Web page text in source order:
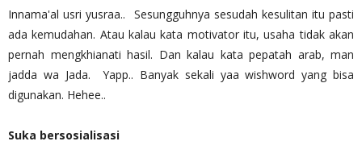
Innama'al usri yusraa.. Sesungguhnya sesudah kesulitan itu pasti
ada kemudahan. Atau kalau kata motivator itu, usaha tidak akan
pernah mengkhianati hasil. Dan kalau kata pepatah arab, man
jadda wa Jada. Yapp.. Banyak sekali yaa wishword yang bisa
digunakan. Hehee..
Suka bersosialisasi